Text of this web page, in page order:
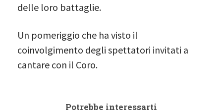
delle loro battaglie.
Un pomeriggio che ha visto il
coinvolgimento degli spettatori invitati a
cantare con il Coro.
Potrebbe interessarti